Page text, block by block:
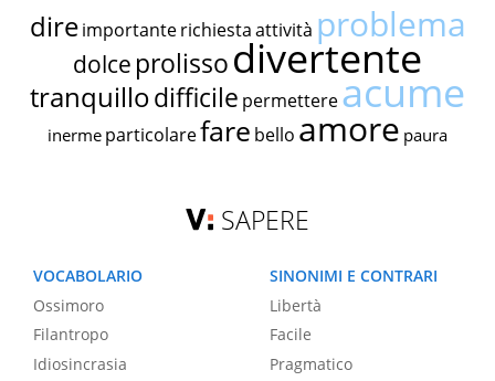
dire importante richiestaattività problema
dolce prolissodivertente
tranquillodifficile permettereacume
inerme particolarefare bello amore paura
SAPERE
VOCABOLARIO
Ossimoro
Filantropo
Idiosincrasia
SINONIMI E CONTRARI
Libertà
Facile
Pragmatico